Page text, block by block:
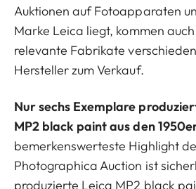
Auktionen auf Fotoapparaten
Marke Leica liegt, kommen
relevante Fabrikate
Hersteller zum Verkauf.
Nur sechs Exemplare
MP2 black paint aus den
bemerkenswerteste Highlight
Photographica Auction ist
produzierte Leica MP2 black